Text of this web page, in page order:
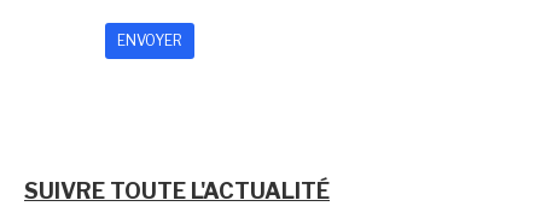
SUIVRE TOUTE L'ACTUALITÉ